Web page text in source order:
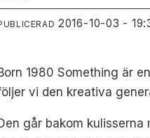
2016-10-03 -
1980 Something är
vi den kreativa
går bakom